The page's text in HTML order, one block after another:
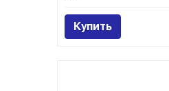
Купить